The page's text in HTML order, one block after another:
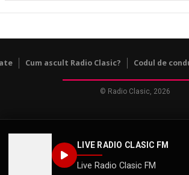
LIVE RADIO CLASIC FM
Live Radio Clasic FM
Cum ascult Radio Clasic? Codul de
© Radio Clasic, 2026